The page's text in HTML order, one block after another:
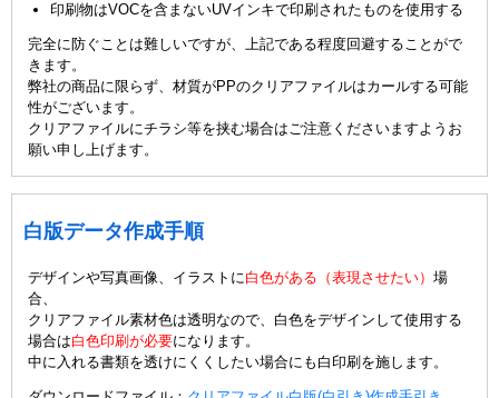
印刷物はVOCを含まないUVインキで印刷されたものを使用する
完全に防ぐことは難しいですが、上記である程度回避することがで
きます。
弊社の商品に限らず、材質がPPのクリアファイルはカールする可能
性がございます。
クリアファイルにチラシ等を挟む場合はご注意くださいますようお
願い申し上げます。
白版データ作成手順
デザインや写真画像、イラストに白色がある（表現させたい）場
合、
クリアファイル素材色は透明なので、白色をデザインして使用する
場合は白色印刷が必要になります。
中に入れる書類を透けにくくしたい場合にも白印刷を施します。